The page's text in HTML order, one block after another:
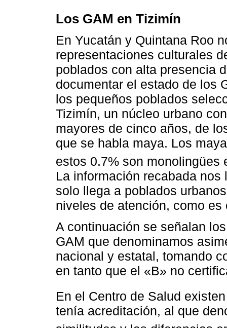
Los GAM en Tizimín
En Yucatán y Quintana Roo
representaciones culturales
poblados con alta presencia
documentar el estado de los
los pequeños poblados
Tizimín, un núcleo urbano
mayores de cinco años, de
que se habla maya. Los
estos 0.7% son monolingües
La información recabada
solo llega a poblados
niveles de atención, como
A continuación se señalan
GAM que denominamos
nacional y estatal, tomando
en tanto que el «B» no
En el Centro de Salud
tenía acreditación, al que